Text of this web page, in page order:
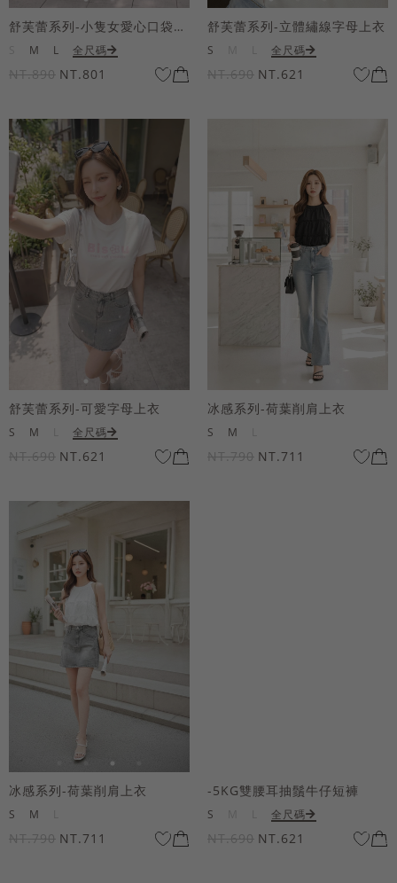
舒芙蕾系列-小隻女愛心口袋寬褲
M L 全尺碼
NT.890 NT.801
舒芙蕾系列-立體繡線字母上衣
S 全尺碼
NT.690 NT.621
舒芙蕾系列-可愛字母上衣
S M 全尺碼
NT.690 NT.621
冰感系列-荷葉削肩上衣
S M
NT.790 NT.711
冰感系列-荷葉削肩上衣
S M
NT.790 NT.711
-5KG雙腰耳抽鬚牛仔短褲
S 全尺碼
NT.690 NT.621